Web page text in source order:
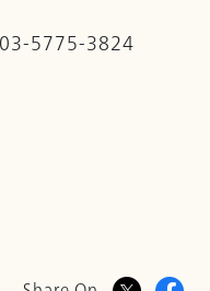
03-5775-3824